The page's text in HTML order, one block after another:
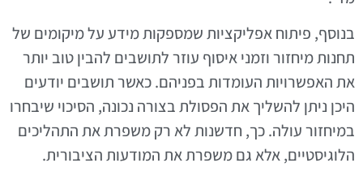
בנוסף, פיתוח אפליקציות שמספקות מידע על מיקומים של
תחנות מיחזור וזמני איסוף עוזר לתושבים להבין טוב יותר
את האפשרויות העומדות בפניהם. כאשר תושבים יודעים
היכן ניתן להשליך את הפסולת בצורה נכונה, הסיכוי שיבחרו
במיחזור עולה. כך, חדשנות לא רק משפרת את התהליכים
הלוגיסטיים, אלא גם משפרת את המודעות הציבורית.